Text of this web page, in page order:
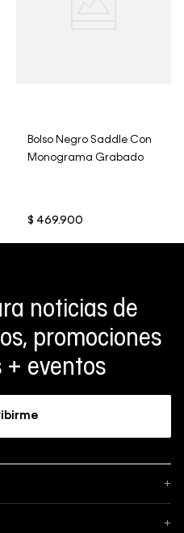
Bolso Negro Saddle Con
Monograma Grabado
$ 469.900
noticias de
promociones
+ eventos
+
+